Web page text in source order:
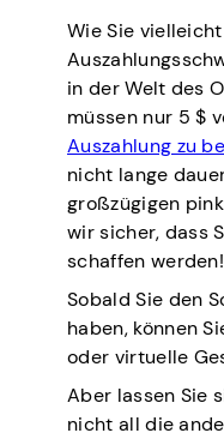
Wie Sie
in der Welt des
müssen nur 5 $
Auszahlung zu
nicht lange
großzügigen
wir sicher, dass
schaffen werden!
Sobald Sie den
haben, können
oder virtuelle
Aber lassen Sie
nicht all die